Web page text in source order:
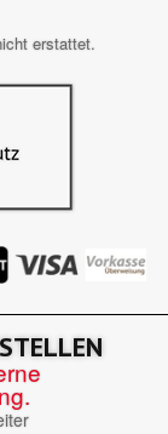
erstattet.